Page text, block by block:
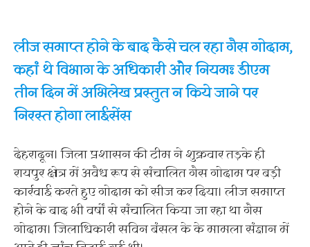
लीज समाप्त होने के बाद कैसे चल रहा गैस गोदाम,
कहां थे विभाग के अधिकारी और नियमः डीएम
तीन दिन में अभिलेख प्रस्तुत न किये जाने पर
निरस्त होगा लाईसेंस
देहरादून। जिला प्रशासन की टीम ने शुक्रवार तड़के ही
रायपुर क्षेत्र में अवैध रूप से संचालित गैस गोदाम पर बड़ी
कार्रवाई करते हुए गोदाम को सीज कर दिया। लीज समाप्त
होेने के बाद भी वर्षों से संचालित किया जा रहा था गैस
गोदाम। जिलाधिकारी सविन बंसल के के मामला संज्ञान में